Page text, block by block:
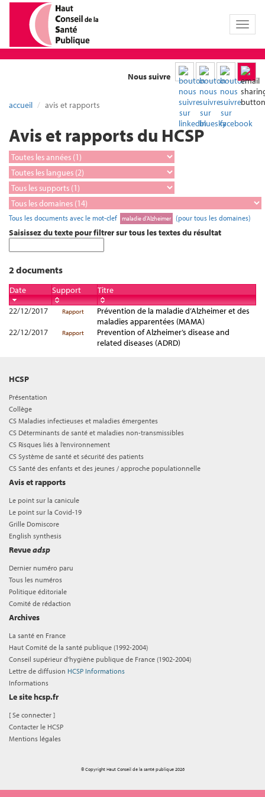
Toggle
Nous suivre
accueil avis et rapports
Avis et rapports du HCSP
Tous les documents avec le mot-clef maladie d’Alzheimer (pour tous les domaines)
Saisissez du texte pour filtrer sur tous les textes du résultat
2 documents
Date Support
Titre
22/12/2017
Rapport
Prévention de la maladie d’Alzheimer et des
maladies apparentées (MAMA)
22/12/2017
Rapport
Prevention of Alzheimer’s disease and
related diseases (ADRD)
HCSP
Présentation
Collège
CS Maladies infectieuses et maladies émergentes
CS Déterminants de santé et maladies non-transmissibles
CS Risques liés à l’environnement
CS Système de santé et sécurité des patients
CS Santé des enfants et des jeunes / approche populationnelle
Avis et rapports
Le point sur la canicule
Le point sur la Covid-19
Grille Domiscore
English synthesis
Revueadsp
Dernier numéro paru
Tous les numéros
Politique éditoriale
Comité de rédaction
Archives
La santé en France
Haut Comité de la santé publique (1992-2004)
Conseil supérieur d'hygiène publique de France (1902-2004)
Lettre de diffusion HCSP Informations
Informations
Le site hcsp.fr
[Se connecter ]
Contacter le HCSP
Mentions légales
© Copyright Haut Conseil de la santé publique 2026